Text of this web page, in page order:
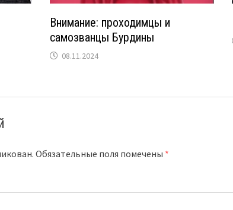
Внимание: проходимцы и
самозванцы Бурдины
08.11.2024
Обязательные поля помечены *